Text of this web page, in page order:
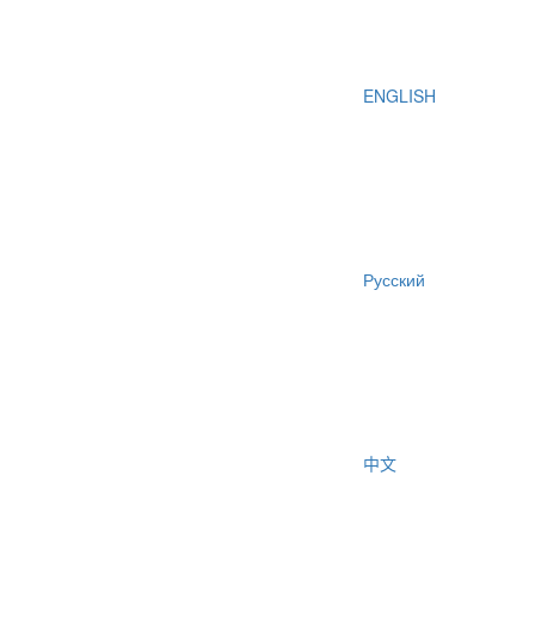
ENGLISH
Русский
中文